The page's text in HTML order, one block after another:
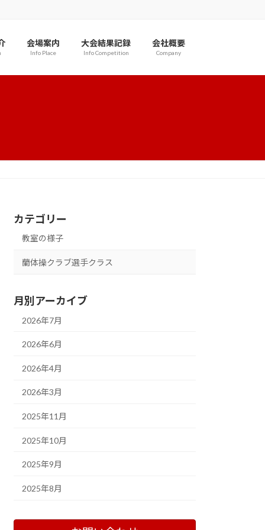
会場案内
Info Place
大会結果記録
Info Competition
会社概要
Company
カテゴリー
教室の様子
蘭体操クラブ選手クラス
月別アーカイブ
2026年7月
2026年6月
2026年4月
2026年3月
2025年11月
2025年10月
2025年9月
2025年8月